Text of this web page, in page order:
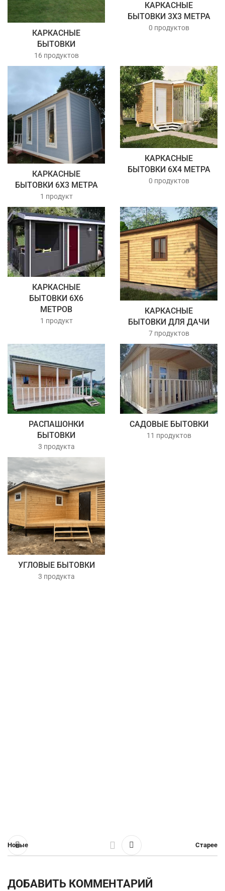
КАРКАСНЫЕ
БЫТОВКИ
16 продуктов
КАРКАСНЫЕ
БЫТОВКИ 3Х3 МЕТРА
0 продуктов
КАРКАСНЫЕ
БЫТОВКИ 6Х3 МЕТРА
1 продукт
КАРКАСНЫЕ
БЫТОВКИ 6Х4 МЕТРА
0 продуктов
КАРКАСНЫЕ
БЫТОВКИ 6Х6
МЕТРОВ
1 продукт
КАРКАСНЫЕ
БЫТОВКИ ДЛЯ ДАЧИ
7 продуктов
РАСПАШОНКИ
БЫТОВКИ
3 продукта
САДОВЫЕ БЫТОВКИ
11 продуктов
УГЛОВЫЕ БЫТОВКИ
3 продукта
Новые Старее
ДОБАВИТЬ КОММЕНТАРИЙ